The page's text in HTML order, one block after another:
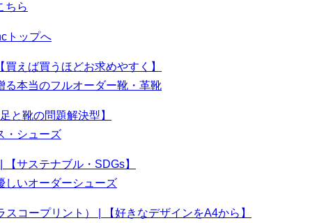
ちら
トップへ
えば買うほどお求めやすく】
る本当のフルオーダー靴・革靴
と靴の問題解決型】
・シューズ
【サステナブル・SDGs】
しいオーダーシューズ
スコープリント） | 【好きなデザインをA4から】